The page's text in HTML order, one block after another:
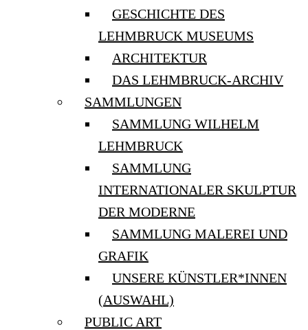
GESCHICHTE DES
LEHMBRUCK MUSEUMS
ARCHITEKTUR
DAS LEHMBRUCK-ARCHIV
SAMMLUNGEN
SAMMLUNG WILHELM
LEHMBRUCK
SAMMLUNG
INTERNATIONALER SKULPTUR
DER MODERNE
SAMMLUNG MALEREI UND
GRAFIK
UNSERE KÜNSTLER*INNEN
(AUSWAHL)
PUBLIC ART